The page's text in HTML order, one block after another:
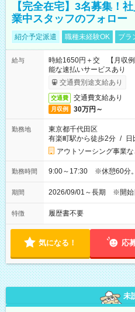
【完全在宅】3名募集！
業中スタッフのフォロー
紹介予定派遣 職種未経験OK ブラ
給与
時給1650円＋交 【月収
能な速払いサービスあり
交通費別途支給あり
交通費 交通費支給あり
月収例 30万円～
勤務地
東京都千代田区
有楽町駅から徒歩2分 / 日
アウトソーシング事業
勤務時間 9:00～17:30 ※休憩60分
期間 2026/09/01～長期 ※開始
特徴 履歴書不要
気になる！ 応
未